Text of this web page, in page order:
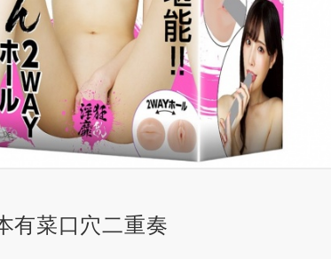
有菜口穴二重奏